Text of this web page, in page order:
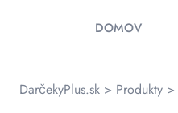
DOMOV
DarčekyPlus.sk > Produkty >